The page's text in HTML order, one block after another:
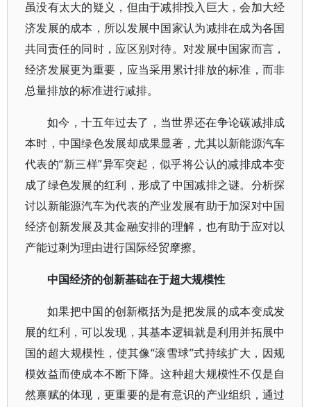
虽没有太大的疑义，但由于减排投入巨大，会加大经
济发展的成本，所以发展中国家认为减排在成为各国
共同责任的同时，应区别对待。对发展中国家而言，
经济发展更为重要，应当采用累计排放的标准，而非
总量排放的标准进行减排。
如今，十五年过去了，当世界还在争论碳减排成
本时，中国绿色发展却成果显著，尤其以新能源汽车
代表的“新三样”异军突起，似乎将公认的减排成本变
成了绿色发展的红利，形成了中国减排之谜。分析探
讨以新能源汽车为代表的产业发展有助于加深对中国
经济创新发展及其金融安排的理解，也有助于应对以
产能过剩为理由进行国际经贸摩擦。
中国经济的创新基础在于超大规模性
如果把中国的创新概括为是把发展的成本变成发
展的红利，可以发现，其基本逻辑就是利用并拓展中
国的超大规模性，使其像“滚雪球”式持续扩大，因规
模效益而使成本不断下降。这种超大规模性不仅是自
然禀赋的体现，更重要的是有意识的产业组织，通过